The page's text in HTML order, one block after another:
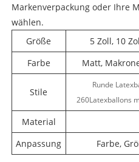
Markenverpackung oder Ihre
wählen.
Größe
5 Zoll, 10
Farbe
Matt,
Stile
Runde
260Latexballons
Material
Anpassung
Farbe,